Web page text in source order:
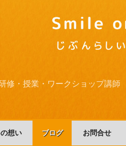
修・授業・ワークショップ講師
想い ブログ お問合せ